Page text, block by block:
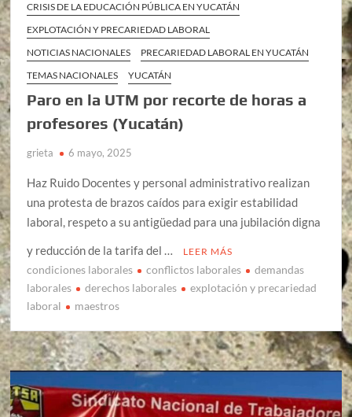
CRISIS DE LA EDUCACIÓN PÚBLICA EN YUCATÁN
EXPLOTACIÓN Y PRECARIEDAD LABORAL
NOTICIAS NACIONALES
PRECARIEDAD LABORAL EN YUCATÁN
TEMAS NACIONALES
YUCATÁN
Paro en la UTM por recorte de horas a
profesores (Yucatán)
grieta 6 mayo, 2025
Haz Ruido Docentes y personal administrativo realizan
una protesta de brazos caídos para exigir estabilidad
laboral, respeto a su antigüedad para una jubilación digna
y reducción de la tarifa del …
LEER MÁS
condiciones laborales conflictos laborales
demandas
laborales
derechos laborales
explotación y precariedad
laboral
maestros